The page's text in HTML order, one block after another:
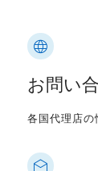
お問い
各国代理店の